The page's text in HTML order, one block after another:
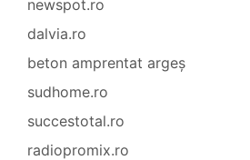
newspot.ro
dalvia.ro
beton amprentat argeș
sudhome.ro
succestotal.ro
radiopromix.ro